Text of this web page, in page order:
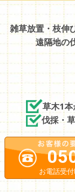
雑草放置・枝伸
遠隔地の
草木1
伐採・
お電話受